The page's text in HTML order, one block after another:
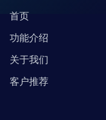
首页
功能介绍
关于我们
客户推荐